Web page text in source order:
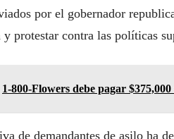
por el gobernador
protestar contra las políticas
1-800-Flowers debe pagar
de demandantes de asilo ha